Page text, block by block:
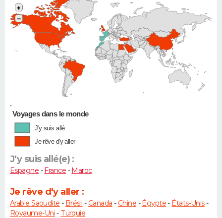
•
+
−
Voyages dans le monde
J'y suis allé
Je rêve d'y aller
J'y suis allé(e) :
Espagne -France -Maroc
Je rêve d'y aller :
Arabie Saoudite - Brésil - Canada - Chine -Égypte- États-Unis-
Royaume-Uni - Turquie